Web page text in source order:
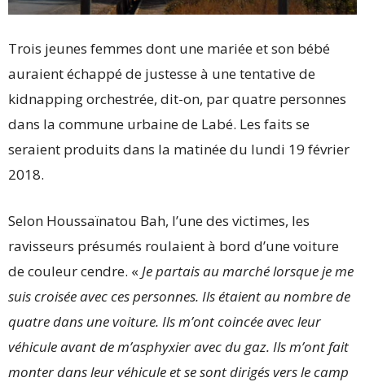
Trois jeunes femmes dont une mariée et son bébé
auraient échappé de justesse à une tentative de
kidnapping orchestrée, dit-on, par quatre personnes
dans la commune urbaine de Labé. Les faits se
seraient produits dans la matinée du lundi 19 février
2018.
Selon Houssaïnatou Bah, l’une des victimes, les
ravisseurs présumés roulaient à bord d’une voiture
de couleur cendre. « Je partais au marché lorsque je me
suis croisée avec ces personnes. Ils étaient au nombre de
quatre dans une voiture. Ils m’ont coincée avec leur
véhicule avant de m’asphyxier avec du gaz. Ils m’ont fait
monter dans leur véhicule et se sont dirigés vers le camp